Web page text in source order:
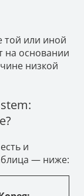
той или иной
на основании
низкой
и
— ниже: